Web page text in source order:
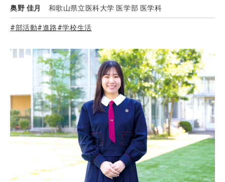
奥野 佳月 和歌山県立医科大学 医学部 医学科
#部活動#進路#学校生活